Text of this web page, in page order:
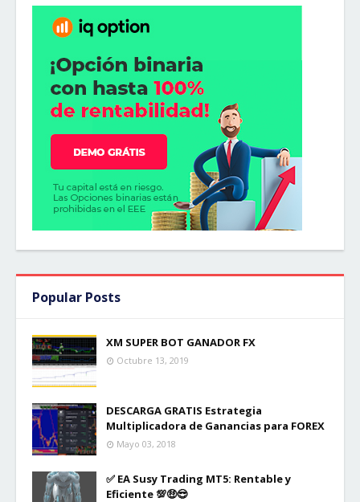
Popular Posts
XM SUPER BOT GANADOR FX
Octubre 13, 2019
DESCARGA GRATIS Estrategia
Multiplicadora de Ganancias para FOREX
Mayo 03, 2018
✅ EA Susy Trading MT5: Rentable y
Eficiente 💯🤑😎